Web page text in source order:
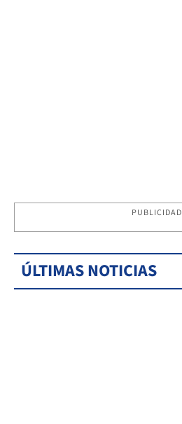
PUBLICIDAD
ÚLTIMAS NOTICIAS